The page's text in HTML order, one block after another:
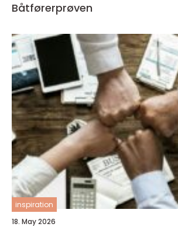
Båtførerprøven
inspiration
18. May 2026